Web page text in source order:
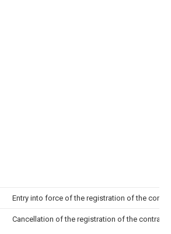
Entry into force of the registration of the
Cancellation of the registration of the